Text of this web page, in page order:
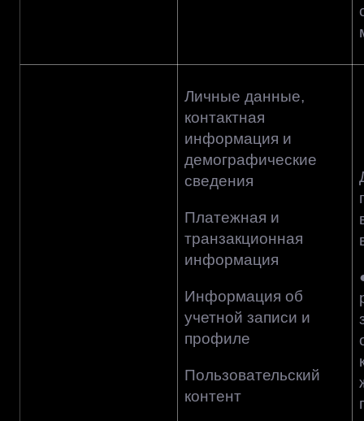
Личные данные,
контактная
информация и
демографические
сведения
Платежная и
транзакционная
информация
Информация об
учетной записи и
профиле
Пользовательский
контент